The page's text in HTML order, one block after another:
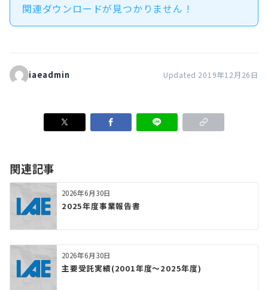
関連ダウンロードが見つかりません !
iaeadmin Updated 2019年12月26日
関連記事
2026年6月30日
2025年度事業報告書
2026年6月30日
主要受託実績(2001年度～2025年度)